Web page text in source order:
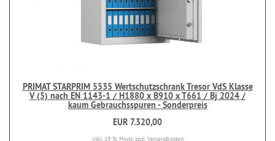
PRIMAT STARPRIM 5535 Wertschutzschrank Tresor VdS Klasse
V (5) nach EN 1143-1 / H1880 x B910 x T661 / Bj 2024 /
kaum Gebrauchsspuren - Sonderpreis
EUR 7.320,00
inkl. 19 % Mwst.zzgl. Versandkosten